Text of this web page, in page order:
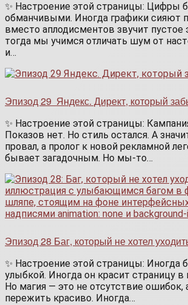
✨ Настроение этой страницы: Цифры
обманчивыми. Иногда графики сияют
вместо аплодисментов звучит пустое
тогда мы учимся отличать шум от
и…
Эпизод 29 Яндекс. Директ, который
✨ Настроение этой страницы:
Показов нет. Но стиль остался. А
провал, а пролог к новой рекламной
бывает загадочным. Но мы-то…
Эпизод 28 Баг, который не хотел
✨ Настроение этой страницы: Иногда
улыбкой. Иногда он красит страницу в
Но магия — это не отсутствие ошибок,
пережить красиво. Иногда…